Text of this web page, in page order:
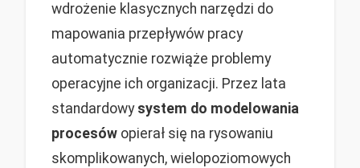
wdrożenie klasycznych narzędzi do
mapowania przepływów pracy
automatycznie rozwiąże problemy
operacyjne ich organizacji. Przez lata
standardowy system do modelowania
procesów opierał się na rysowaniu
skomplikowanych, wielopoziomowych